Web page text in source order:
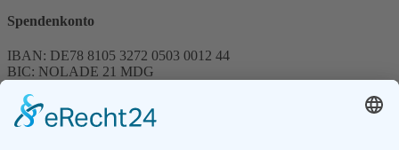
Spendenkonto
IBAN: DE78 8105 3272 0503 0012 44
BIC: NOLADE 21 MDG
Spenden können steuerlich abgesetzt werden